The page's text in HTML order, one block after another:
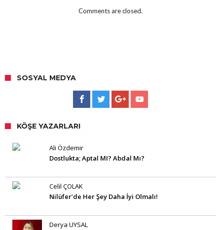
Comments are closed.
SOSYAL MEDYA
KÖŞE YAZARLARI
Ali Özdemir
Dostlukta; Aptal MI? Abdal Mı?
Celil ÇOLAK
Nilüfer’de Her Şey Daha İyi Olmalı!
Derya UYSAL